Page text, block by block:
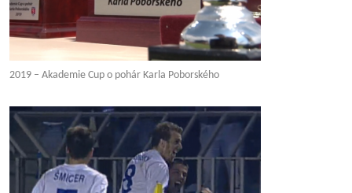
2019 – Akademie Cup o pohár Karla Poborského